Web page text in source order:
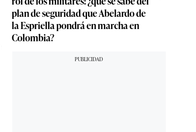
plan de seguridad que Abelardo de
la Espriella pondrá en marcha en
Colombia?